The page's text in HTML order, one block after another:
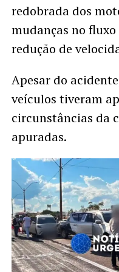
redobrada dos
mudanças no fluxo
redução de
Apesar do
veículos tiveram
circunstâncias da
apuradas.